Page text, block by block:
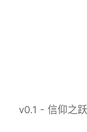
v0.1 - 信仰之跃